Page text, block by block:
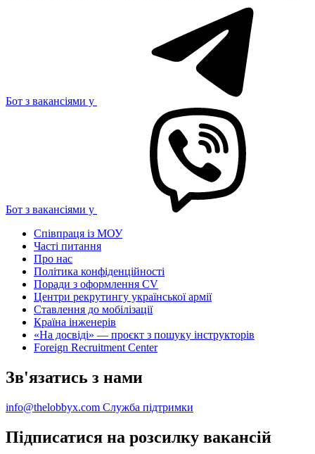
Бот з вакансіями у
Бот з вакансіями у
Співпраця із МОУ
Часті питання
Про нас
Політика конфіденційності
Поради з оформлення CV
Центри рекрутингу української армії
Ставлення до мобілізації
Країна інженерів
«На досвіді» — проєкт з пошуку інструкторів
Foreign Recruitment Center
Зв'язатись з нами
info@thelobbyx.com Служба підтримки
Підписатися на розсилку вакансій